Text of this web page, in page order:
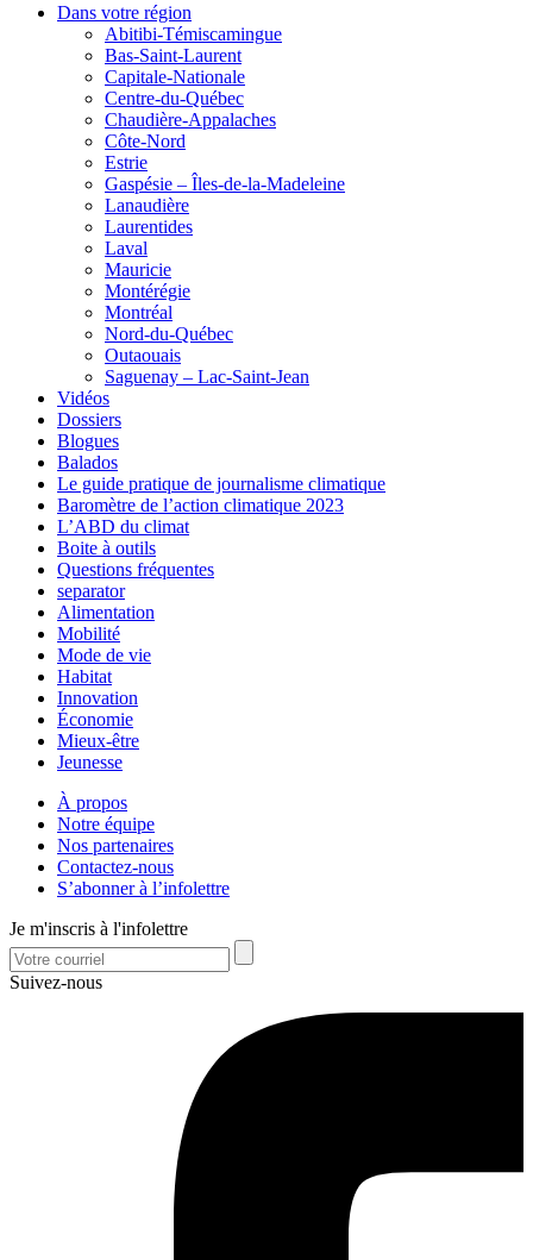
Dans votre région
Abitibi-Témiscamingue
Bas-Saint-Laurent
Capitale-Nationale
Centre-du-Québec
Chaudière-Appalaches
Côte-Nord
Estrie
Gaspésie – Îles-de-la-Madeleine
Lanaudière
Laurentides
Laval
Mauricie
Montérégie
Montréal
Nord-du-Québec
Outaouais
Saguenay – Lac-Saint-Jean
Vidéos
Dossiers
Blogues
Balados
Le guide pratique de journalisme climatique
Baromètre de l’action climatique 2023
L’ABD du climat
Boite à outils
Questions fréquentes
separator
Alimentation
Mobilité
Mode de vie
Habitat
Innovation
Économie
Mieux-être
Jeunesse
À propos
Notre équipe
Nos partenaires
Contactez-nous
S’abonner à l’infolettre
Je m'inscris à l'infolettre
Suivez-nous